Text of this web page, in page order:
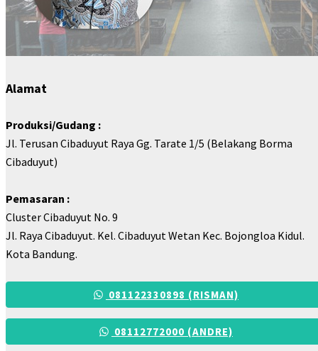
Alamat
Produksi/Gudang :
Jl. Terusan Cibaduyut Raya Gg. Tarate 1/5 (Belakang Borma
Cibaduyut)
Pemasaran :
Cluster Cibaduyut No. 9
Jl. Raya Cibaduyut. Kel. Cibaduyut Wetan Kec. Bojongloa Kidul.
Kota Bandung.
081122330898 (RISMAN)
08112772000 (ANDRE)